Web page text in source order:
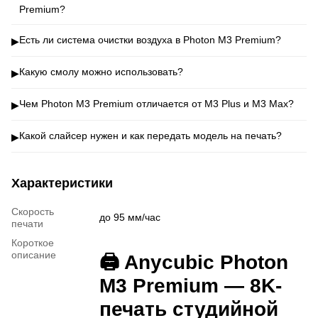
Premium?
▶Есть ли система очистки воздуха в Photon M3 Premium?
▶Какую смолу можно использовать?
▶Чем Photon M3 Premium отличается от M3 Plus и M3 Max?
▶Какой слайсер нужен и как передать модель на печать?
Характеристики
Скорость
печати
до 95 мм/час
Короткое
описание
🖨 Anycubic Photon
M3 Premium — 8K-
печать студийной